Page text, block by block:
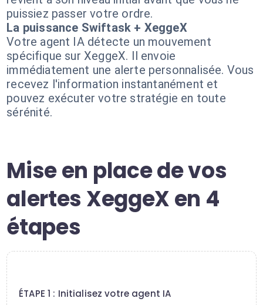
puissiez passer votre ordre.
La puissance Swiftask + XeggeX
Votre agent IA détecte un mouvement
spécifique sur XeggeX. Il envoie
immédiatement une alerte personnalisée. Vous
recevez l'information instantanément et
pouvez exécuter votre stratégie en toute
sérénité.
Mise en place de vos
alertes XeggeX en 4
étapes
ÉTAPE 1 : Initialisez votre agent IA